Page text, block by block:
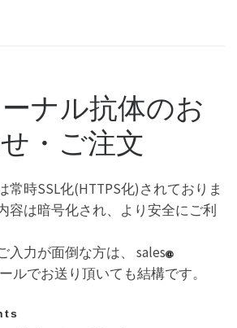
ナル抗体のお
・ご注文
常時SSL化(HTTPS化)されておりま
容は暗号化され、より安全にご利
入力が面倒な方は、 sales
ルでお送り頂いても結構です。